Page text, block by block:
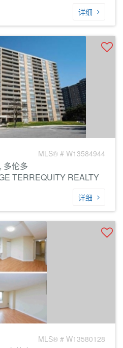
详细
MLS® # W13584944
多伦多
TERREQUITY REALTY
详细
MLS® # W13580128